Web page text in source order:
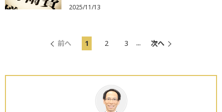
2025/11/13
前へ 1 2 3 ... 次へ